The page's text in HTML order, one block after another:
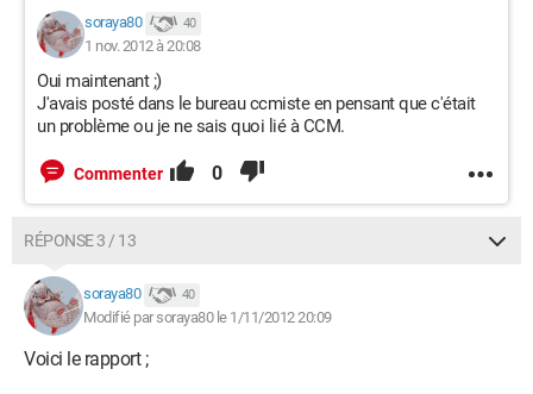
soraya80 40
1 nov. 2012 à 20:08
Oui maintenant ;)
J'avais posté dans le bureau ccmiste en pensant que c'était
un problème ou je ne sais quoi lié à CCM.
Commenter 0
RÉPONSE 3 / 13
soraya80 40
Modifié par soraya80 le 1/11/2012 20:09
Voici le rapport ;